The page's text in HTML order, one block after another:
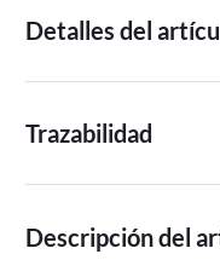
Detalles del
Trazabilidad
Descripción del